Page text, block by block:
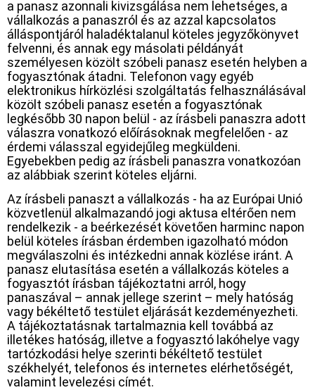
a panasz azonnali kivizsgálása nem lehetséges, a
vállalkozás a panaszról és az azzal kapcsolatos
álláspontjáról haladéktalanul köteles jegyzőkönyvet
felvenni, és annak egy másolati példányát
személyesen közölt szóbeli panasz esetén helyben a
fogyasztónak átadni. Telefonon vagy egyéb
elektronikus hírközlési szolgáltatás felhasználásával
közölt szóbeli panasz esetén a fogyasztónak
legkésőbb 30 napon belül - az írásbeli panaszra adott
válaszra vonatkozó előírásoknak megfelelően - az
érdemi válasszal egyidejűleg megküldeni.
Egyebekben pedig az írásbeli panaszra vonatkozóan
az alábbiak szerint köteles eljárni.
Az írásbeli panaszt a vállalkozás - ha az Európai Unió
közvetlenül alkalmazandó jogi aktusa eltérően nem
rendelkezik - a beérkezését követően harminc napon
belül köteles írásban érdemben igazolható módon
megválaszolni és intézkedni annak közlése iránt. A
panasz elutasítása esetén a vállalkozás köteles a
fogyasztót írásban tájékoztatni arról, hogy
panaszával – annak jellege szerint – mely hatóság
vagy békéltető testület eljárását kezdeményezheti.
A tájékoztatásnak tartalmaznia kell továbbá az
illetékes hatóság, illetve a fogyasztó lakóhelye vagy
tartózkodási helye szerinti békéltető testület
székhelyét, telefonos és internetes elérhetőségét,
valamint levelezési címét.